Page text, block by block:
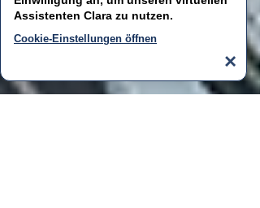
×
Assistenten Clara zu nutzen.
Cookie-Einstellungen öffnen